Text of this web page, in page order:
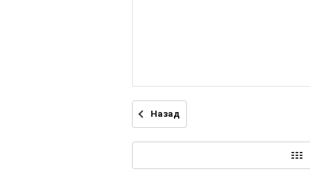
Назад